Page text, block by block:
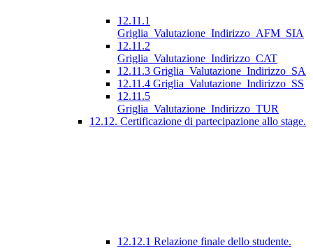
12.11.1
Griglia_Valutazione_Indirizzo_AFM_SIA
12.11.2
Griglia_Valutazione_Indirizzo_CAT
12.11.3 Griglia_Valutazione_Indirizzo_SA
12.11.4 Griglia_Valutazione_Indirizzo_SS
12.11.5
Griglia_Valutazione_Indirizzo_TUR
12.12. Certificazione di partecipazione allo stage.
12.12.1 Relazione finale dello studente.